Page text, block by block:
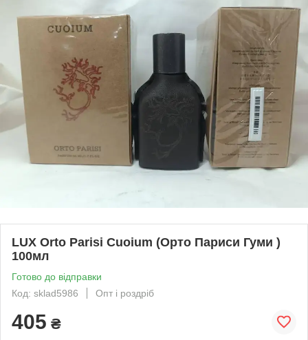
LUX Orto Parisi Cuoium (Орто Париси Гуми )
100мл
Готово до відправки
Код: sklad5986
Опт і роздріб
405 ₴